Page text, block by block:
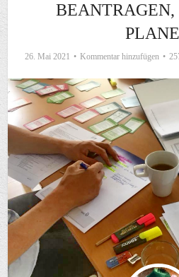
BEANTRAGEN,
26. Mai 2021 Kommentar hinzufügen